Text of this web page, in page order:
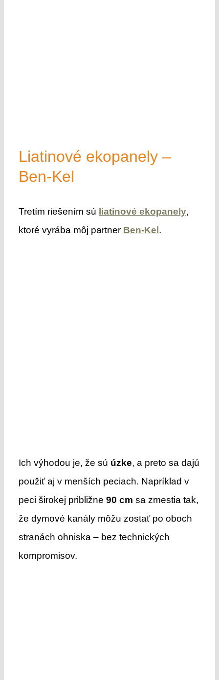
Liatinové ekopanely –
Ben-Kel
Tretím riešením sú liatinové ekopanely,
ktoré vyrába môj partner Ben-Kel .
Ich výhodou je, že sú úzke, a preto sa dajú
použiť aj v menších peciach. Napríklad v
peci širokej približne 90 cm sa zmestia tak,
že dymové kanály môžu zostať po oboch
stranách ohniska – bez technických
kompromisov.